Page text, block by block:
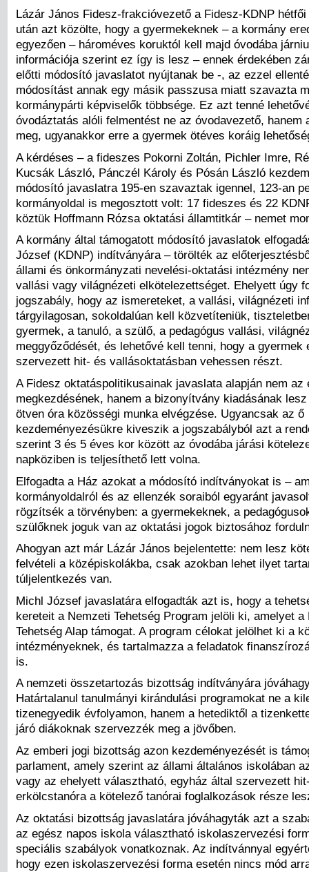
Lázár János Fidesz-frakcióvezető a Fidesz-KDNP
után azt közölte, hogy a gyermekeknek – a kormány
egyezően – hároméves koruktól kell majd óvodába
információja szerint ez így is lesz – ennek érdekében
előtti módosító javaslatot nyújtanak be -, az ezzel
módosítást annak egy másik passzusa miatt szavazta
kormánypárti képviselők többsége. Ez azt tenné
óvodáztatás alóli felmentést ne az óvodavezető, hanem
meg, ugyanakkor erre a gyermek ötéves koráig
A kérdéses – a fideszes Pokorni Zoltán, Pichler Imre,
Kucsák László, Pánczél Károly és Pósán László
módosító javaslatra 195-en szavaztak igennel, 123-an
kormányoldal is megosztott volt: 17 fideszes és 22
köztük Hoffmann Rózsa oktatási államtitkár – nemet
A kormány által támogatott módosító javaslatok
József (KDNP) indítványára – törölték az
állami és önkormányzati nevelési-oktatási intézmény
vallási vagy világnézeti elkötelezettséget. Ehelyett úgy
jogszabály, hogy az ismereteket, a vallási, világnézeti
tárgyilagosan, sokoldalúan kell közvetíteniük,
gyermek, a tanuló, a szülő, a pedagógus vallási,
meggyőződését, és lehetővé kell tenni, hogy a gyermek
szervezett hit- és vallásoktatásban vehessen részt.
A Fidesz oktatáspolitikusainak javaslata alapján nem az
megkezdésének, hanem a bizonyítvány kiadásának
ötven óra közösségi munka elvégzése. Ugyancsak az ő
kezdeményezésükre kiveszik a jogszabályból azt a
szerint 3 és 5 éves kor között az óvodába járási
napköziben is teljesíthető lett volna.
Elfogadta a Ház azokat a módosító indítványokat is –
kormányoldalról és az ellenzék soraiból egyaránt
rögzítsék a törvényben: a gyermekeknek, a
szülőknek joguk van az oktatási jogok biztosához
Ahogyan azt már Lázár János bejelentette: nem lesz
felvételi a középiskolákba, csak azokban lehet ilyet
túljelentkezés van.
Michl József javaslatára elfogadták azt is, hogy a
kereteit a Nemzeti Tehetség Program jelöli ki, amelyet a
Tehetség Alap támogat. A program célokat jelölhet ki a
intézményeknek, és tartalmazza a feladatok
is.
A nemzeti összetartozás bizottság indítványára
Határtalanul tanulmányi kirándulási programokat ne a
tizenegyedik évfolyamon, hanem a hetediktől a
járó diákoknak szervezzék meg a jövőben.
Az emberi jogi bizottság azon kezdeményezését is
parlament, amely szerint az állami általános iskolában
vagy az ehelyett választható, egyház által szervezett
erkölcstanóra a kötelező tanórai foglalkozások része
Az oktatási bizottság javaslatára jóváhagyták azt a
az egész napos iskola választható iskolaszervezési
speciális szabályok vonatkoznak. Az indítvánnyal
hogy ezen iskolaszervezési forma esetén nincs mód